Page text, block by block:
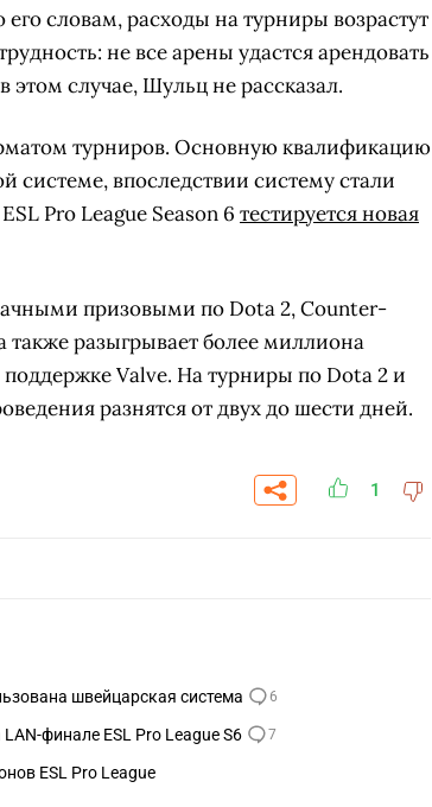
словам, расходы на турниры возрастут
не все арены удастся арендовать
этом случае, Шульц не рассказал.
турниров. Основную квалификацию
системе, впоследствии систему стали
Pro League Season 6 тестируется новая
призовыми по Dota 2, Counter-
разыгрывает более миллиона
Valve. На турниры по Dota 2 и
разнятся от двух до шести дней.
1
швейцарская система 6
финале ESL Pro League S6 7
ESL Pro League